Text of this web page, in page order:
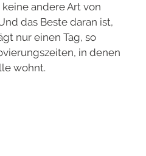
andere Art von
das Beste daran ist,
nur einen Tag, so
in denen
wohnt.